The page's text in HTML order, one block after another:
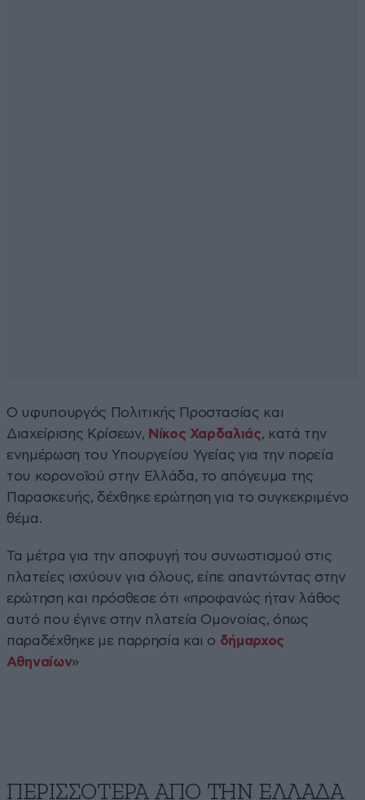
Ο υφυπουργός Πολιτικής Προστασίας και
Διαχείρισης Κρίσεων, Νίκος Χαρδαλιάς, κατά την
ενημέρωση του Υπουργείου Υγείας για την πορεία
του κορονοϊού στην Ελλάδα, το απόγευμα της
Παρασκευής, δέχθηκε ερώτηση για το συγκεκριμένο
θέμα.
Τα μέτρα για την αποφυγή του συνωστισμού στις
πλατείες ισχύουν για όλους, είπε απαντώντας στην
ερώτηση και πρόσθεσε ότι «προφανώς ήταν λάθος
αυτό που έγινε στην πλατεία Ομονοίας, όπως
παραδέχθηκε με παρρησία και ο δήμαρχος
Αθηναίων»
ΠΕΡΙΣΣΟΤΕΡΑ ΑΠΟ ΤΗΝ ΕΛΛΑΔΑ